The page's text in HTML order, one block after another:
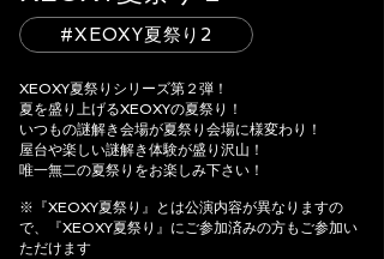
XEOXY夏祭りシリーズ第２弾！
夏を盛り上げるXEOXYの夏祭り！
いつもの謎解き会場が夏祭り会場に様変わり！
屋台や楽しい謎解き体験が盛り沢山！
唯一無二の夏祭りをお楽しみ下さい！
※『XEOXY夏祭り』とは公演内容が異なりますの
で、『XEOXY夏祭り』にご参加済みの方もご参加い
ただけます
#XEOXY夏祭り2